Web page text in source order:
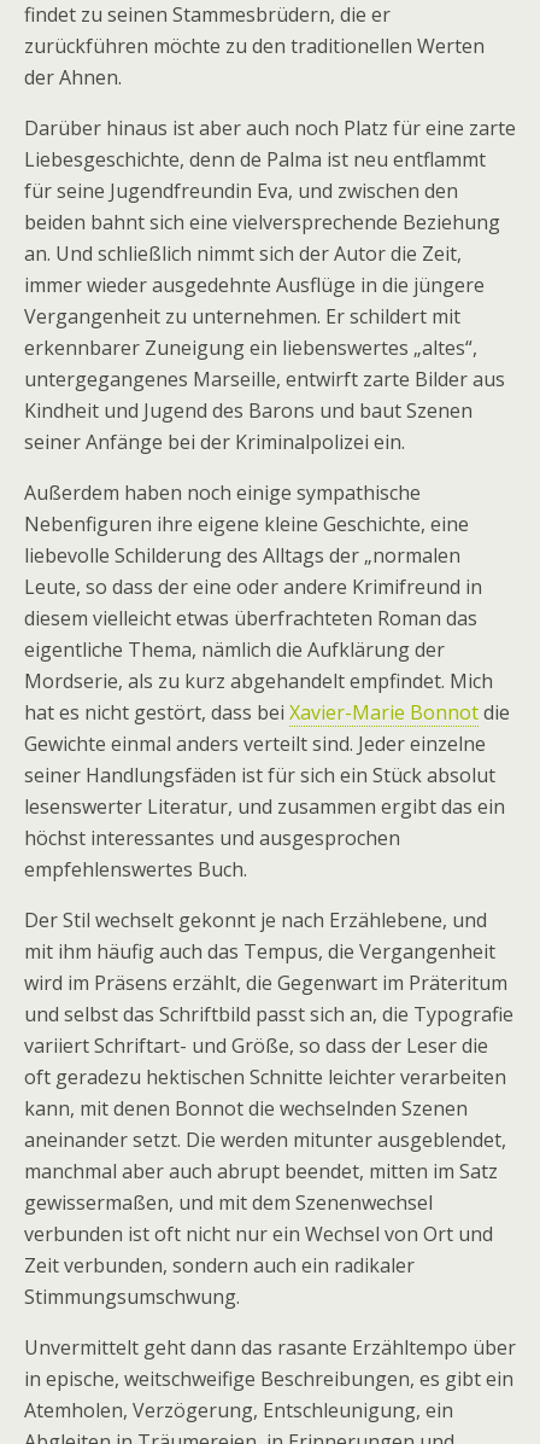
findet zu seinen Stammesbrüdern, die er
zurückführen möchte zu den traditionellen Werten
der Ahnen.
Darüber hinaus ist aber auch noch Platz für eine zarte
Liebesgeschichte, denn de Palma ist neu entflammt
für seine Jugendfreundin Eva, und zwischen den
beiden bahnt sich eine vielversprechende Beziehung
an. Und schließlich nimmt sich der Autor die Zeit,
immer wieder ausgedehnte Ausflüge in die jüngere
Vergangenheit zu unternehmen. Er schildert mit
erkennbarer Zuneigung ein liebenswertes „altes“,
untergegangenes Marseille, entwirft zarte Bilder aus
Kindheit und Jugend des Barons und baut Szenen
seiner Anfänge bei der Kriminalpolizei ein.
Außerdem haben noch einige sympathische
Nebenfiguren ihre eigene kleine Geschichte, eine
liebevolle Schilderung des Alltags der „normalen
Leute, so dass der eine oder andere Krimifreund in
diesem vielleicht etwas überfrachteten Roman das
eigentliche Thema, nämlich die Aufklärung der
Mordserie, als zu kurz abgehandelt empfindet. Mich
hat es nicht gestört, dass bei Xavier-Marie Bonnotdie
Gewichte einmal anders verteilt sind. Jeder einzelne
seiner Handlungsfäden ist für sich ein Stück absolut
lesenswerter Literatur, und zusammen ergibt das ein
höchst interessantes und ausgesprochen
empfehlenswertes Buch.
Der Stil wechselt gekonnt je nach Erzählebene, und
mit ihm häufig auch das Tempus, die Vergangenheit
wird im Präsens erzählt, die Gegenwart im Präteritum
und selbst das Schriftbild passt sich an, die Typografie
variiert Schriftart- und Größe, so dass der Leser die
oft geradezu hektischen Schnitte leichter verarbeiten
kann, mit denen Bonnot die wechselnden Szenen
aneinander setzt. Die werden mitunter ausgeblendet,
manchmal aber auch abrupt beendet, mitten im Satz
gewissermaßen, und mit dem Szenenwechsel
verbunden ist oft nicht nur ein Wechsel von Ort und
Zeit verbunden, sondern auch ein radikaler
Stimmungsumschwung.
Unvermittelt geht dann das rasante Erzähltempo über
in epische, weitschweifige Beschreibungen, es gibt ein
Atemholen, Verzögerung, Entschleunigung, ein